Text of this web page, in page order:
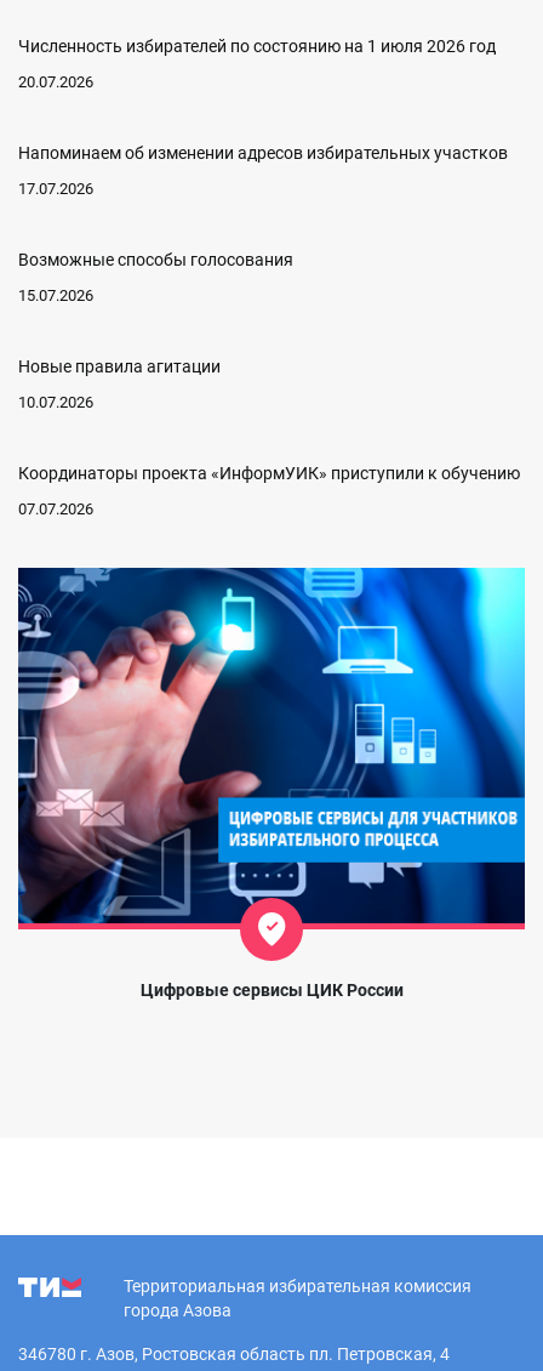
Численность избирателей по состоянию на 1 июля 2026 год
20.07.2026
Напоминаем об изменении адресов избирательных участков
17.07.2026
Возможные способы голосования
15.07.2026
Новые правила агитации
10.07.2026
Координаторы проекта «ИнформУИК» приступили к обучению
07.07.2026
Цифровые сервисы ЦИК России
Территориальная избирательная комиссия
города Азова
346780 г. Азов, Ростовская область пл. Петровская, 4